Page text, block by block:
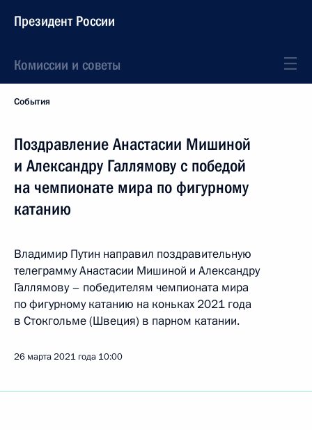
Президент России
Комиссии и советы
События
Поздравление Анастасии Мишиной
и Александру Галлямову с победой
на чемпионате мира по фигурному
катанию
Владимир Путин направил поздравительную
телеграмму Анастасии Мишиной и Александру
Галлямову – победителям чемпионата мира
по фигурному катанию на коньках 2021 года
в Стокгольме (Швеция) в парном катании.
26 марта 2021 года 10:00